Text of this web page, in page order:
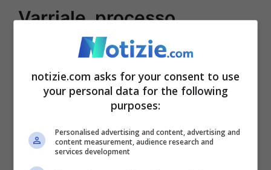
Varriale, processo
immediato: prove
schiaccianti a suo carico
notizie.com asks for your consent to use
your personal data for the following
purposes:
Personalised advertising and content, advertising and
content measurement, audience research and
services development